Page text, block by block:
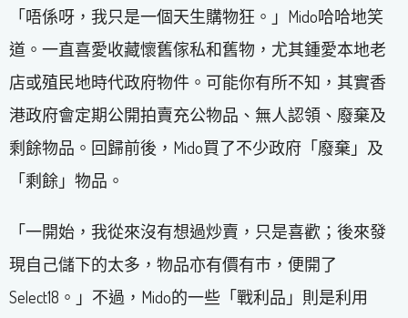
「唔係呀，我只是一個天生購物狂。」Mido哈哈地笑
道。一直喜愛收藏懷舊傢私和舊物，尤其鍾愛本地老
店或殖民地時代政府物件。可能你有所不知，其實香
港政府會定期公開拍賣充公物品、無人認領、廢棄及
剩餘物品。回歸前後，Mido買了不少政府「廢棄」及
「剩餘」物品。
「一開始，我從來沒有想過炒賣，只是喜歡；後來發
現自己儲下的太多，物品亦有價有巿，便開了
Select18。」不過，Mido的一些「戰利品」則是利用